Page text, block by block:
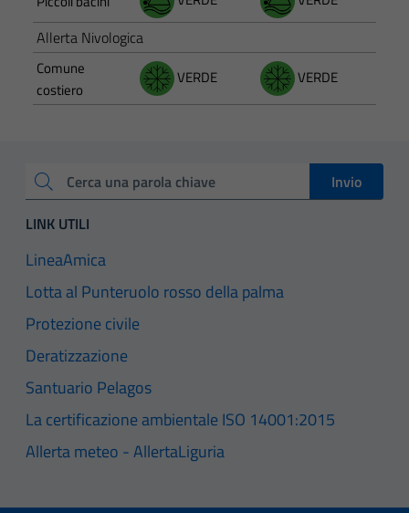
Allerta Nivologica
Comune
costiero
VERDE VERDE
Cerca una parola chiave
Invio
LINK UTILI
LineaAmica
Lotta al Punteruolo rosso della palma
Protezione civile
Deratizzazione
Santuario Pelagos
La certificazione ambientale ISO 14001:2015
Allerta meteo - AllertaLiguria